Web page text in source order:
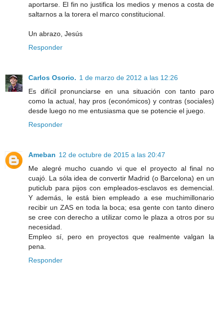
aportarse. El fin no justifica los medios y menos a costa de
saltarnos a la torera el marco constitucional.
Un abrazo, Jesús
Responder
Carlos Osorio. 1 de marzo de 2012 a las 12:26
Es difícil pronunciarse en una situación con tanto paro
como la actual, hay pros (económicos) y contras (sociales)
desde luego no me entusiasma que se potencie el juego.
Responder
Ameban 12 de octubre de 2015 a las 20:47
Me alegré mucho cuando vi que el proyecto al final no
cuajó. La sóla idea de convertir Madrid (o Barcelona) en un
puticlub para pijos con empleados-esclavos es demencial.
Y además, le está bien empleado a ese muchimillonario
recibir un ZAS en toda la boca; esa gente con tanto dinero
se cree con derecho a utilizar como le plaza a otros por su
necesidad.
Empleo sí, pero en proyectos que realmente valgan la
pena.
Responder